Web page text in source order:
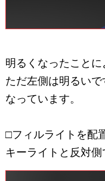
明るくなったことに
ただ左側は明るい
なっています。
□フィルライトを配
キーライトと反対側